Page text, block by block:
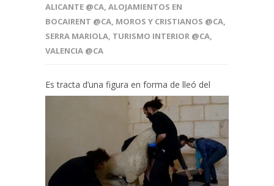
ALICANTE @CA, ALOJAMIENTOS EN
BOCAIRENT @CA, MOROS Y CRISTIANOS @CA,
SERRA MARIOLA, TURISMO INTERIOR @CA,
VALENCIA @CA
Es tracta d’una figura en forma de lleó del